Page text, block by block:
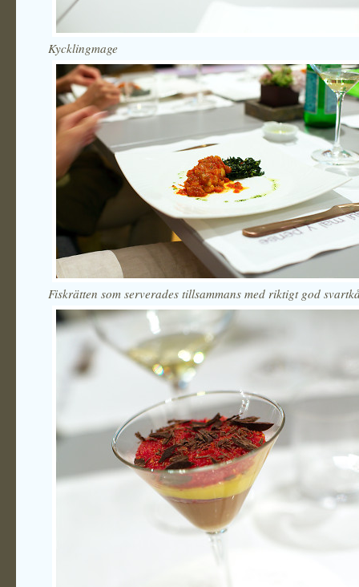
Kycklingmage
Fiskrätten som serverades tillsammans med riktigt god